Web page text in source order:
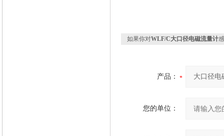
如果你对WLF/C大口径电磁流量计
产品：
您的单位：